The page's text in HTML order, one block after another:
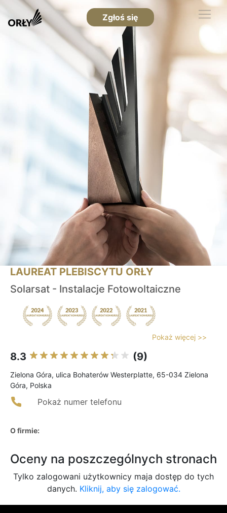
Zgłoś się
LAUREAT PLEBISCYTU ORŁY
Solarsat - Instalacje Fotowoltaiczne
Pokaż więcej >>
8.3 (9)
Zielona Góra, ulica Bohaterów Westerplatte, 65-034 Zielona
Góra, Polska
Pokaż numer telefonu
O firmie:
Oceny na poszczególnych stronach
Tylko zalogowani użytkownicy maja dostęp do tych
danych. Kliknij, aby się zalogować.